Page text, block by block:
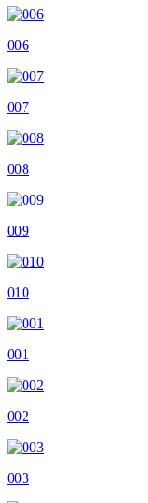
006
007
008
009
010
001
002
003